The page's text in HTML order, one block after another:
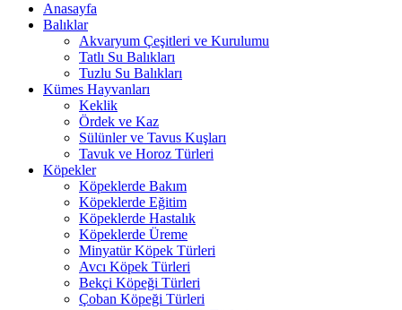
Anasayfa
Balıklar
Akvaryum Çeşitleri ve Kurulumu
Tatlı Su Balıkları
Tuzlu Su Balıkları
Kümes Hayvanları
Keklik
Ördek ve Kaz
Sülünler ve Tavus Kuşları
Tavuk ve Horoz Türleri
Köpekler
Köpeklerde Bakım
Köpeklerde Eğitim
Köpeklerde Hastalık
Köpeklerde Üreme
Minyatür Köpek Türleri
Avcı Köpek Türleri
Bekçi Köpeği Türleri
Çoban Köpeği Türleri